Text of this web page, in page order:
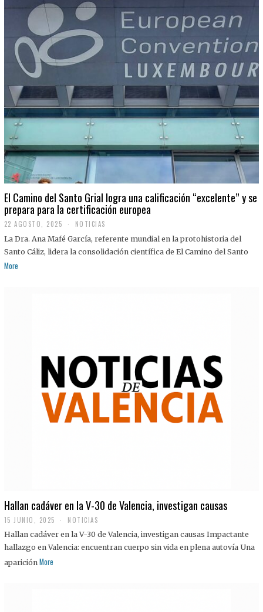
El Camino del Santo Grial logra una calificación “excelente” y se
prepara para la certificación europea
22 AGOSTO, 2025
2
A
G
NOTICIAS
La Dra. Ana Mafé García, referente mundial en la protohistoria del
Santo Cáliz, lidera la consolidación científica de El Camino del Santo
More
Hallan cadáver en la V-30 de Valencia, investigan causas
15 JUNIO, 2025 NOTICIAS
Hallan cadáver en la V-30 de Valencia, investigan causas Impactante
hallazgo en Valencia: encuentran cuerpo sin vida en plena autovía Una
aparición More